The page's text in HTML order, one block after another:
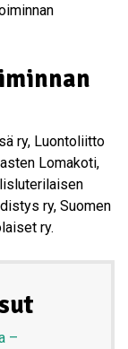
ry, Luontoliitto
Lomakoti,
ry, Suomen
ry.
–